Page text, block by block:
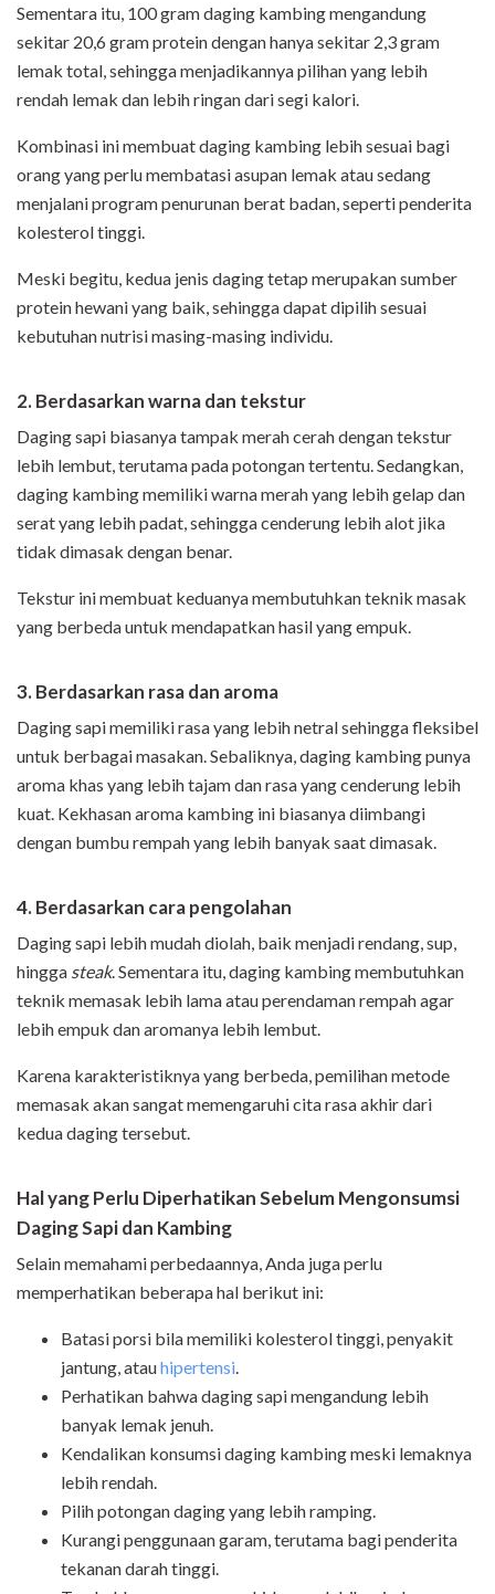
Sementara itu, 100 gram daging kambing mengandung
sekitar 20,6 gram protein dengan hanya sekitar 2,3 gram
lemak total, sehingga menjadikannya pilihan yang lebih
rendah lemak dan lebih ringan dari segi kalori.
Kombinasi ini membuat daging kambing lebih sesuai bagi
orang yang perlu membatasi asupan lemak atau sedang
menjalani program penurunan berat badan, seperti penderita
kolesterol tinggi.
Meski begitu, kedua jenis daging tetap merupakan sumber
protein hewani yang baik, sehingga dapat dipilih sesuai
kebutuhan nutrisi masing-masing individu.
2. Berdasarkan warna dan tekstur
Daging sapi biasanya tampak merah cerah dengan tekstur
lebih lembut, terutama pada potongan tertentu. Sedangkan,
daging kambing memiliki warna merah yang lebih gelap dan
serat yang lebih padat, sehingga cenderung lebih alot jika
tidak dimasak dengan benar.
Tekstur ini membuat keduanya membutuhkan teknik masak
yang berbeda untuk mendapatkan hasil yang empuk.
3. Berdasarkan rasa dan aroma
Daging sapi memiliki rasa yang lebih netral sehingga fleksibel
untuk berbagai masakan. Sebaliknya, daging kambing punya
aroma khas yang lebih tajam dan rasa yang cenderung lebih
kuat. Kekhasan aroma kambing ini biasanya diimbangi
dengan bumbu rempah yang lebih banyak saat dimasak.
4. Berdasarkan cara pengolahan
Daging sapi lebih mudah diolah, baik menjadi rendang, sup,
hingga steak. Sementara itu, daging kambing membutuhkan
teknik memasak lebih lama atau perendaman rempah agar
lebih empuk dan aromanya lebih lembut.
Karena karakteristiknya yang berbeda, pemilihan metode
memasak akan sangat memengaruhi cita rasa akhir dari
kedua daging tersebut.
Hal yang Perlu Diperhatikan Sebelum Mengonsumsi
Daging Sapi dan Kambing
Selain memahami perbedaannya, Anda juga perlu
memperhatikan beberapa hal berikut ini:
Batasi porsi bila memiliki kolesterol tinggi, penyakit
jantung, atauhipertensi
Perhatikan bahwa daging sapi mengandung lebih
banyak lemak jenuh.
Kendalikan konsumsi daging kambing meski lemaknya
lebih rendah.
Pilih potongan daging yang lebih ramping.
Kurangi penggunaan garam, terutama bagi penderita
tekanan darah tinggi.